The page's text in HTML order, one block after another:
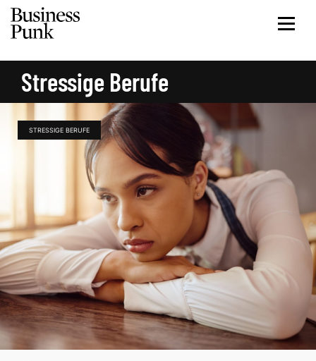
Stressige Berufe
STRESSIGE BERUFE